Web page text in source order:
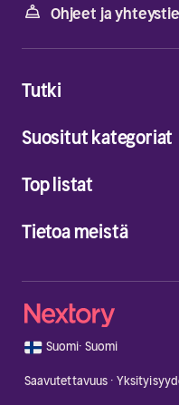
Ohjeet ja
Tietoa meistä
Tutki
Suositut kategoriat
Top listat
🇫🇮 Suomi· Suomi
Saavutettavuus ·